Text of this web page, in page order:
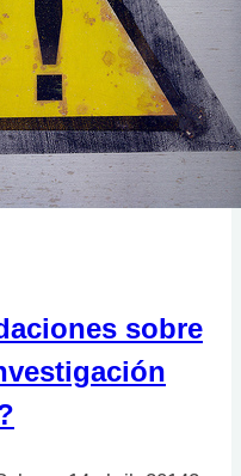
sobre